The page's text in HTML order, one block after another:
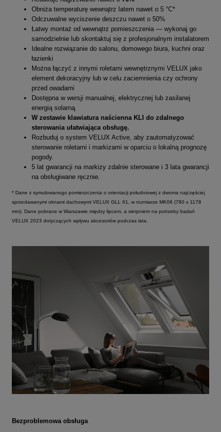
Obniża temperaturę wewnątrz latem nawet o 5 °C*
Odczuwalne wyciszenie deszczu nawet o 50%
Łatwy montaż od wewnątrz pomieszczenia — wykonaj go
samodzielnie lub skontaktuj się z profesjonalnym instalatorem
Idealne rozwiązanie do salonu, domowego biura, kuchni oraz
łazienki
Można łączyć z innymi roletami wewnętrznymi VELUX jako
element dekoracyjny lub w celu zaciemnienia czy ochrony
przed owadami
Dostępna w wersji manualnej, elektrycznej lub zasilanej
energią solarną.
W zestawie klawiatura naścienna KLI do zdalnego
sterowania ułatwiająca obsługę.
Rozbuduj o system VELUX Active, aby zautomatyzować
sterowanie roletami i markizami w oparciu o lokalną prognozę
pogody.
5 lat gwarancji na markizy zdalnie sterowane i 3 lata gwarancji
na obsługiwane ręcznie.
* Dane z symulowanego pomieszczenia o orientacji południowej z dwoma najczęściej
sprzedawanymi oknami dachowymi VELUX GLL 61, w rozmiarze MK06 (780 x 1178
mm). Dane pobrane w Warszawie między lipcem, a sierpniem na potrzeby badań
VELUX 2023 dotyczących wpływu akcesoriów podczas lata.
Bezproblemowa obsługa